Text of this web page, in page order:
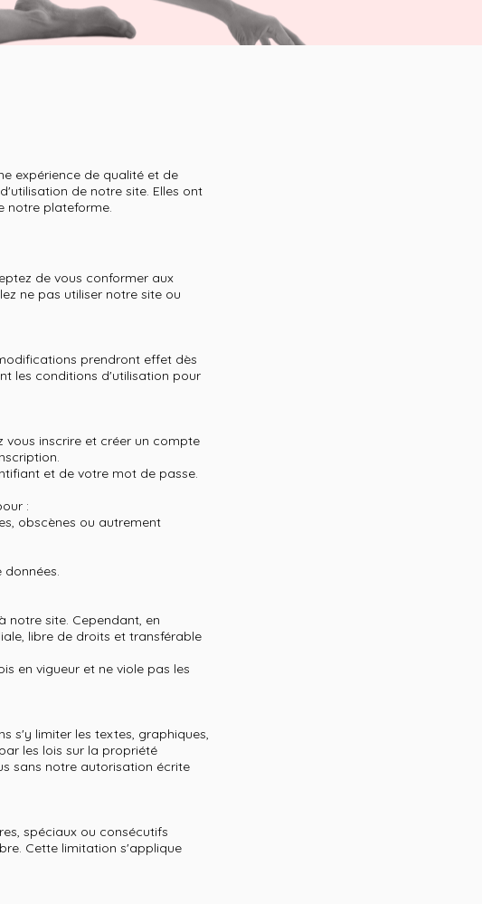
expérience de qualité et de
de notre site. Elles ont
notre plateforme.
de vous conformer aux
ne pas utiliser notre site ou
prendront effet dès
les conditions d'utilisation pour
vous inscrire et créer un compte
et de votre mot de passe.
:
obscènes ou autrement
notre site. Cependant, en
libre de droits et transférable
en vigueur et ne viole pas les
s'y limiter les textes, graphiques,
les lois sur la propriété
sans notre autorisation écrite
spéciaux ou consécutifs
Cette limitation s'applique